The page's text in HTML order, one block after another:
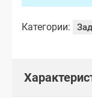
Категории: